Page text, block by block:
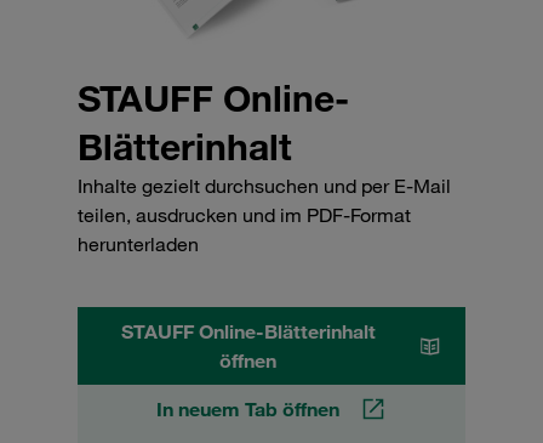
STAUFF Online-
Blätterinhalt
Inhalte gezielt durchsuchen und per E-Mail
teilen, ausdrucken und im PDF-Format
herunterladen
STAUFF Online-Blätterinhalt
öffnen
In neuem Tab öffnen